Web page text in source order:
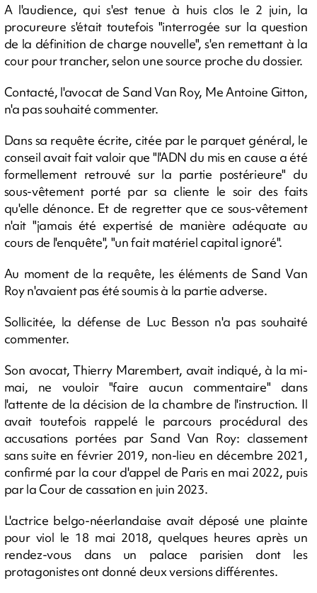
A l'audience, qui s'est tenue à huis clos le 2 juin, la
procureure s'était toutefois "interrogée sur la question
de la définition de charge nouvelle", s'en remettant à la
cour pour trancher, selon une source proche du dossier.
Contacté, l'avocat de Sand Van Roy, Me Antoine Gitton,
n'a pas souhaité commenter.
Dans sa requête écrite, citée par le parquet général, le
conseil avait fait valoir que "l'ADN du mis en cause a été
formellement retrouvé sur la partie postérieure" du
sous-vêtement porté par sa cliente le soir des faits
qu'elle dénonce. Et de regretter que ce sous-vêtement
n'ait "jamais été expertisé de manière adéquate au
cours de l'enquête", "un fait matériel capital ignoré".
Au moment de la requête, les éléments de Sand Van
Roy n'avaient pas été soumis à la partie adverse.
Sollicitée, la défense de Luc Besson n'a pas souhaité
commenter.
Son avocat, Thierry Marembert, avait indiqué, à la mi-
mai, ne vouloir "faire aucun commentaire" dans
l'attente de la décision de la chambre de l'instruction. Il
avait toutefois rappelé le parcours procédural des
accusations portées par Sand Van Roy: classement
sans suite en février 2019, non-lieu en décembre 2021,
confirmé par la cour d'appel de Paris en mai 2022, puis
par la Cour de cassation en juin 2023.
L'actrice belgo-néerlandaise avait déposé une plainte
pour viol le 18 mai 2018, quelques heures après un
rendez-vous dans un palace parisien dont les
protagonistes ont donné deux versions différentes.